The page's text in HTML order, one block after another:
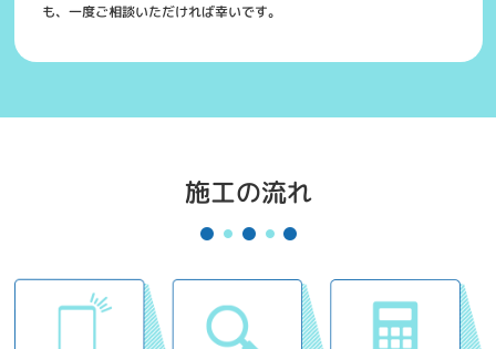
も、一度ご相談いただければ幸いです。
施工の流れ